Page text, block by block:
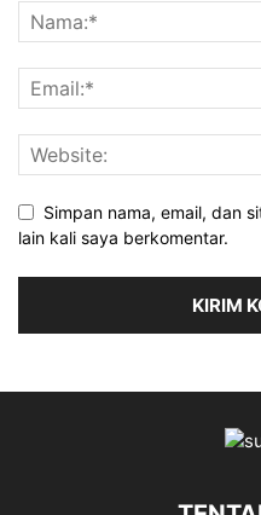
Simpan nama, email, dan
lain kali saya berkomentar.